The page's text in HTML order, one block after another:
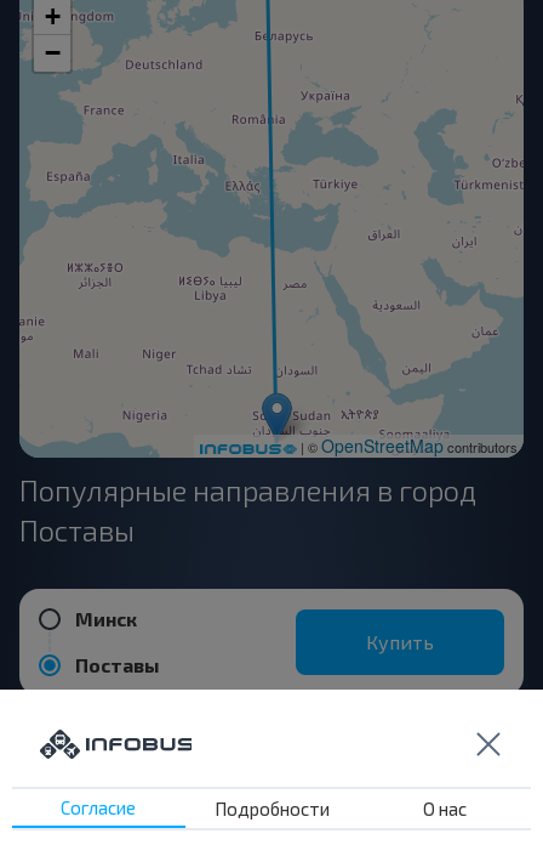
+
−
| ©OpenStreetMapcontributors
Популярные направления в город
Поставы
Минск
Поставы
Купить
Согласие Подробности О нас